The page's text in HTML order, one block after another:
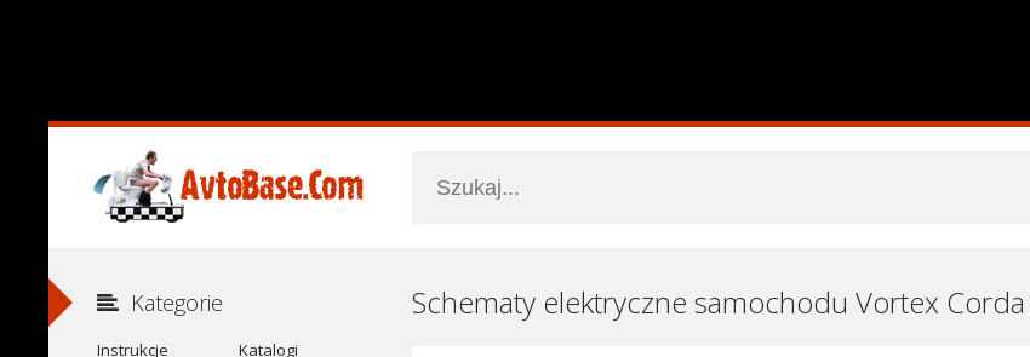
Schematy elektryczne samochodu Vortex
Kategorie
Instrukcje
Katalogi